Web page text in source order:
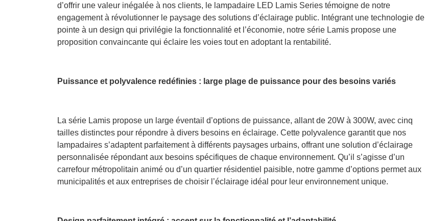
d’offrir une valeur inégalée à nos clients, le lampadaire LED Lamis Series témoigne de notre
engagement à révolutionner le paysage des solutions d’éclairage public. Intégrant une technologie de
pointe à un design qui privilégie la fonctionnalité et l’économie, notre série Lamis propose une
proposition convaincante qui éclaire les voies tout en adoptant la rentabilité.
Puissance et polyvalence redéfinies : large plage de puissance pour des besoins variés
La série Lamis propose un large éventail d’options de puissance, allant de 20W à 300W, avec cinq
tailles distinctes pour répondre à divers besoins en éclairage. Cette polyvalence garantit que nos
lampadaires s’adaptent parfaitement à différents paysages urbains, offrant une solution d’éclairage
personnalisée répondant aux besoins spécifiques de chaque environnement. Qu’il s’agisse d’un
carrefour métropolitain animé ou d’un quartier résidentiel paisible, notre gamme d’options permet aux
municipalités et aux entreprises de choisir l’éclairage idéal pour leur environnement unique.